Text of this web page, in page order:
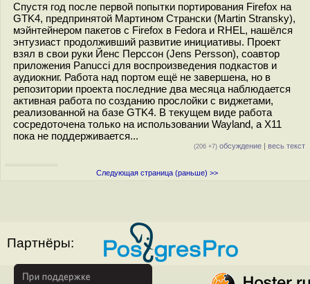
Спустя год после первой попытки портирования Firеfox на
GTK4, предпринятой Мартином Странски (Martin Stransky),
мэйнтейнером пакетов с Firefox в Fedora и RHEL, нашёлся
энтузиаст продолживший развитие инициативы. Проект
взял в свои руки Йенс Перссон (Jens Persson), соавтор
приложения Panucci для воспроизведения подкастов и
аудиокниг. Работа над портом ещё не завершена, но в
репозитории проекта последние два месяца наблюдается
активная работа по созданию прослойки с виджетами,
реализованной на базе GTK4. В текущем виде работа
сосредоточена только на использовании Wayland, а X11
пока не поддерживается...
(206 +7) обсуждение | весь текст
Следующая страница (раньше) >>
Партнёры: